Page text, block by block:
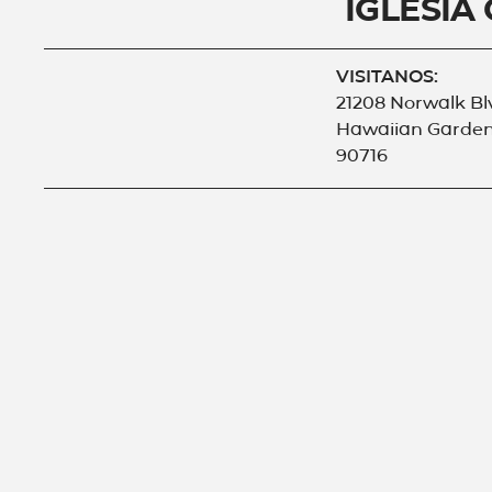
VISITANOS:
21208 Norwalk
Hawaiian
90716